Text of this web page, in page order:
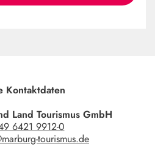
Kontaktdaten
Land Tourismus GmbH
6421 9912-0
tourismus.de